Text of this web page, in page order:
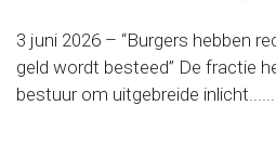
3 juni 2026 – “Burgers hebben
geld wordt besteed” De fractie
bestuur om uitgebreide inlicht......